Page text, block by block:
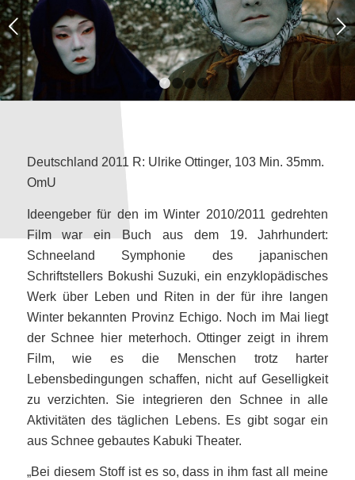
Weiter
2 4
Deutschland 2011 R: Ulrike Ottinger, 103 Min. 35mm.
OmU
Ideengeber für den im Winter 2010/2011 gedrehten
Film war ein Buch aus dem 19. Jahrhundert:
Schneeland Symphonie des japanischen
Schriftstellers Bokushi Suzuki, ein enzyklopädisches
Werk über Leben und Riten in der für ihre langen
Winter bekannten Provinz Echigo. Noch im Mai liegt
der Schnee hier meterhoch. Ottinger zeigt in ihrem
Film, wie es die Menschen trotz harter
Lebensbedingungen schaffen, nicht auf Geselligkeit
zu verzichten. Sie integrieren den Schnee in alle
Aktivitäten des täglichen Lebens. Es gibt sogar ein
aus Schnee gebautes Kabuki Theater.
„Bei diesem Stoff ist es so, dass in ihm fast all meine